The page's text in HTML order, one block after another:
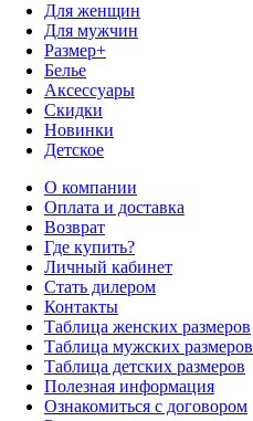
Для женщин
Для мужчин
Размер+
Белье
Аксессуары
Скидки
Новинки
Детское
О компании
Оплата и доставка
Возврат
Где купить?
Личный кабинет
Стать дилером
Контакты
Таблица женских размеров
Таблица мужских размеров
Таблица детских размеров
Полезная информация
Ознакомиться с договором